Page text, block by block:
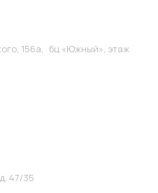
156а, бц «Южный», этаж
47/35